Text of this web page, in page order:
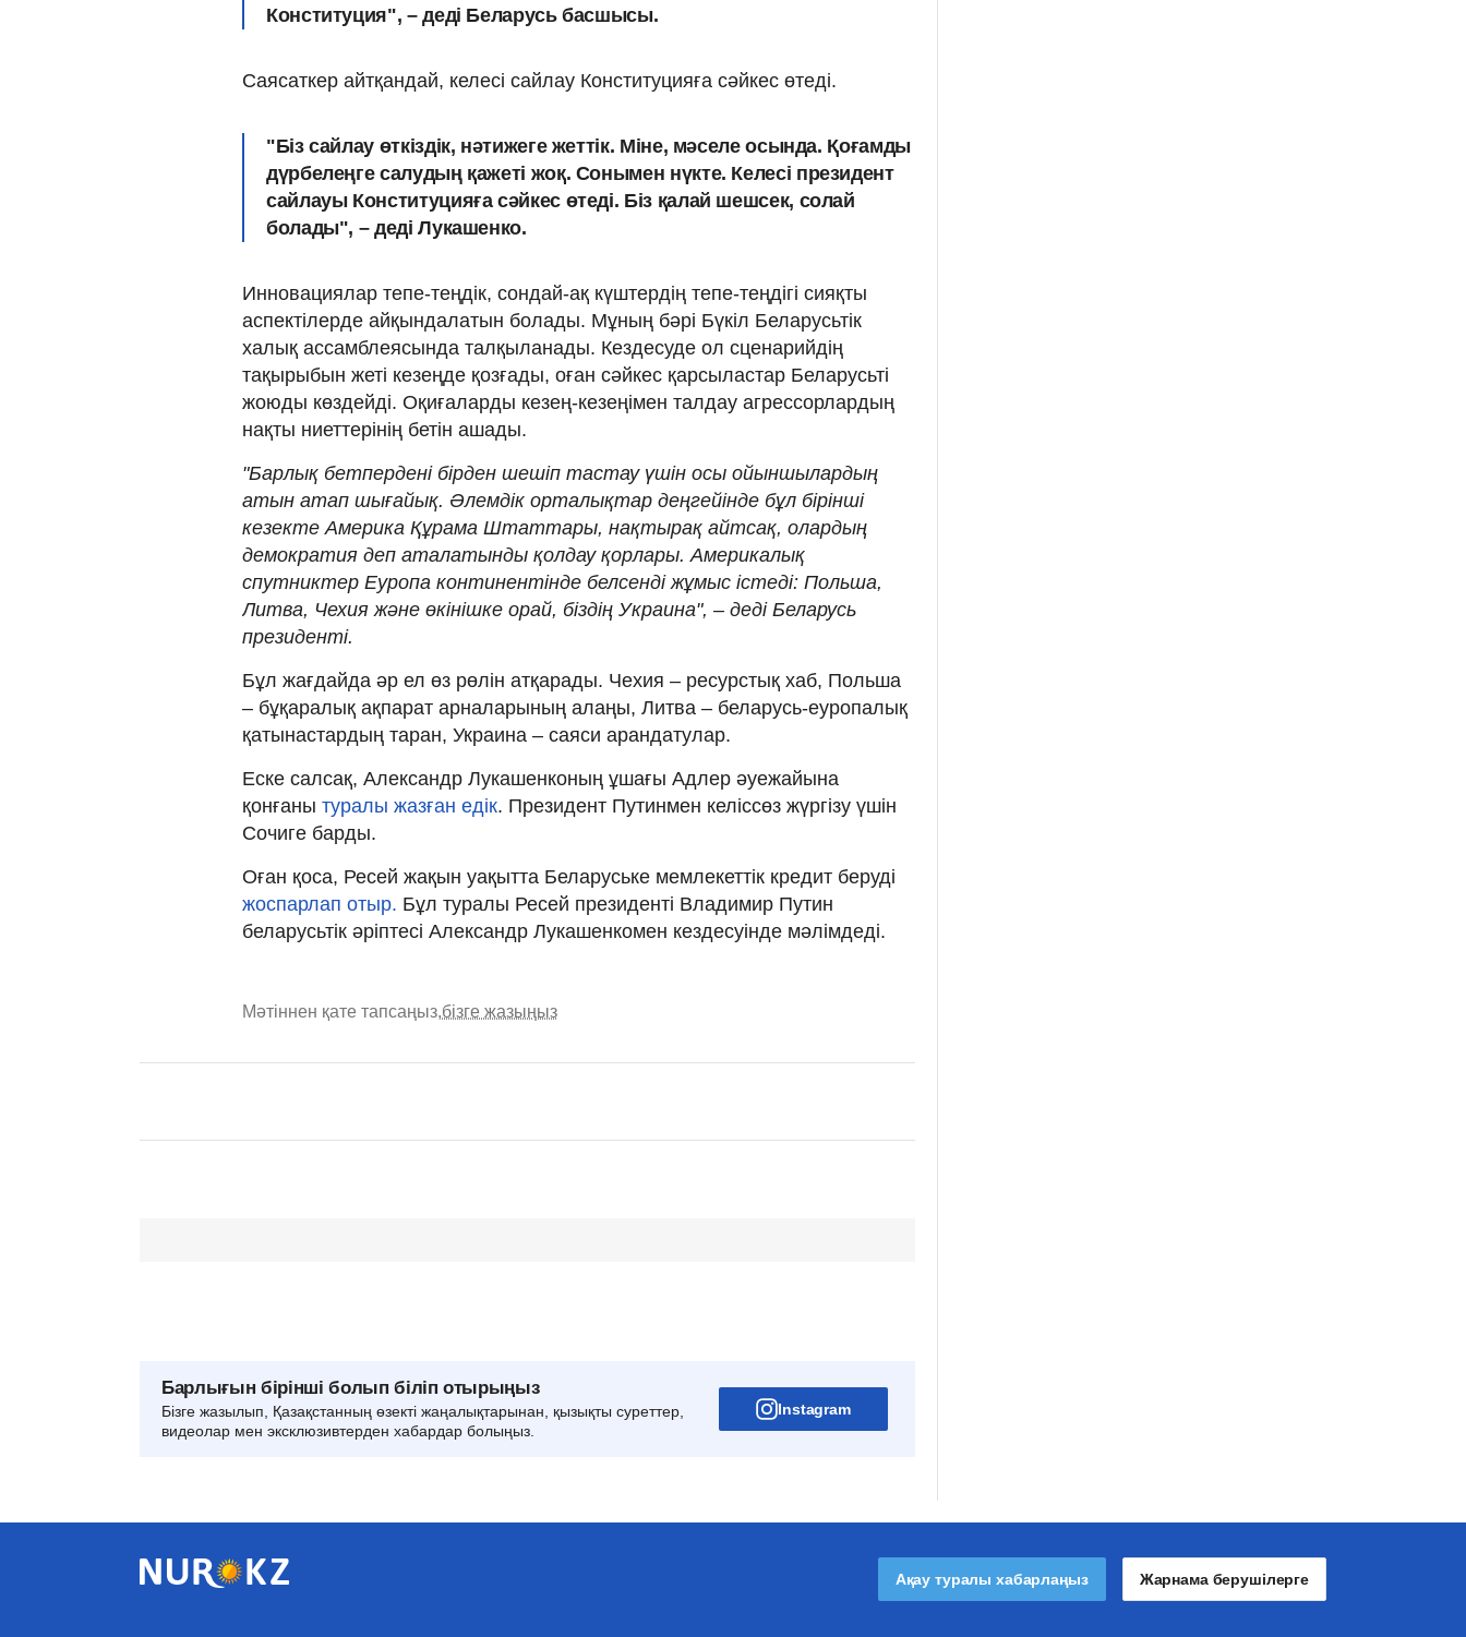
Конституция", – деді Беларусь басшысы.
Саясаткер айтқандай, келесі сайлау Конституцияға сәйкес өтеді.
"Біз сайлау өткіздік, нәтижеге жеттік. Міне, мәселе осында. Қоғамды
дүрбелеңге салудың қажеті жоқ. Сонымен нүкте. Келесі президент
сайлауы Конституцияға сәйкес өтеді. Біз қалай шешсек, солай
болады", – деді Лукашенко.
Инновациялар тепе-теңдік, сондай-ақ күштердің тепе-теңдігі сияқты
аспектілерде айқындалатын болады. Мұның бәрі Бүкіл Беларусьтік
халық ассамблеясында талқыланады. Кездесуде ол сценарийдің
тақырыбын жеті кезеңде қозғады, оған сәйкес қарсыластар Беларусьті
жоюды көздейді. Оқиғаларды кезең-кезеңімен талдау агрессорлардың
нақты ниеттерінің бетін ашады.
"Барлық бетпердені бірден шешіп тастау үшін осы ойыншылардың
атын атап шығайық. Әлемдік орталықтар деңгейінде бұл бірінші
кезекте Америка Құрама Штаттары, нақтырақ айтсақ, олардың
демократия деп аталатынды қолдау қорлары. Америкалық
спутниктер Еуропа континентінде белсенді жұмыс істеді: Польша,
Литва, Чехия және өкінішке орай, біздің Украина", – деді Беларусь
президенті.
Бұл жағдайда әр ел өз рөлін атқарады. Чехия – ресурстық хаб, Польша
– бұқаралық ақпарат арналарының алаңы, Литва – беларусь-еуропалық
қатынастардың таран, Украина – саяси арандатулар.
Еске салсақ, Александр Лукашенконың ұшағы Адлер әуежайына
қонғаны туралы жазған едік. Президент Путинмен келіссөз жүргізу үшін
Сочиге барды.
Оған қоса, Ресей жақын уақытта Беларуське мемлекеттік кредит беруді
жоспарлап отыр. Бұл туралы Ресей президенті Владимир Путин
беларусьтік әріптесі Александр Лукашенкомен кездесуінде мәлімдеді.
Мәтіннен қате тапсаңыз,бізге жазыңыз
Барлығын бірінші болып біліп отырыңыз
Бізге жазылып, Қазақстанның өзекті жаңалықтарынан, қызықты суреттер,
видеолар мен эксклюзивтерден хабардар болыңыз.
Instagram
Ақау туралы хабарлаңыз Жарнама берушілерге